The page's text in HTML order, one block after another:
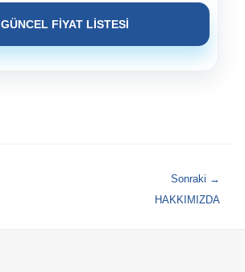
GÜNCEL FİYAT LİSTESİ
Sonraki →
HAKKIMIZDA